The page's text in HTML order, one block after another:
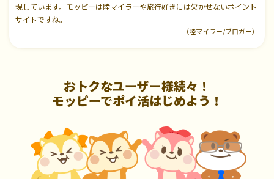
現しています。モッピーは陸マイラーや旅行好きには欠かせないポイント
サイトですね。
（陸マイラー/ブロガー）
おトクなユーザー様続々！
モッピーでポイ活はじめよう！